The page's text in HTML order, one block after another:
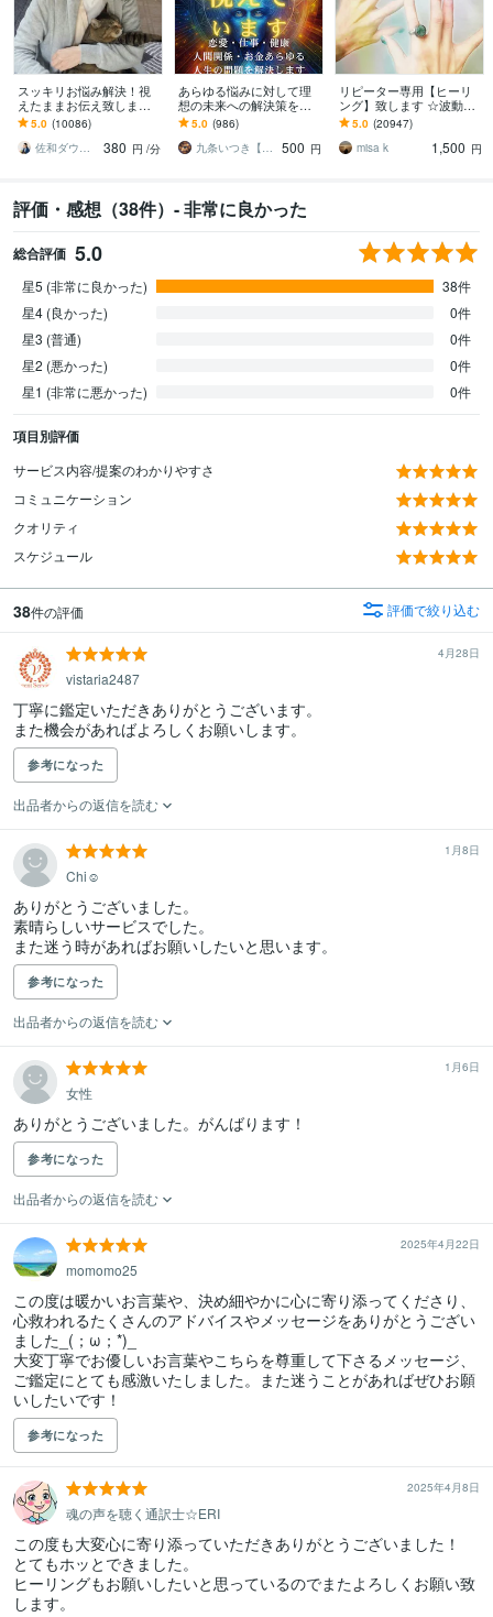
スッキリお悩み解決！視
えたままお伝え致します
恋愛、結婚、人間関係、
仕事、人生、ペットの気
持ち等◎祈願付き
5.0 (10086)
佐和ダウジング＆スピリットメンター
380 円 /分
あらゆる悩みに対して理
想の未来への解決策を授
けます 人生が上手くいか
ないと悩んでいる人に未
来を好転させる魂の導き
5.0 (986)
九条いつき【高次元宇宙霊視師】
500 円
リピーター専用【ヒーリ
ング】致します ☆波動を
上げ、流れを良くします
☆
5.0 (20947)
misa k
1,500 円
評価・感想（38件）- 非常に良かった
総合評価 5.0
星5 (非常に良かった)
38件
星4 (良かった)
0件
星3 (普通)
0件
星2 (悪かった)
0件
星1 (非常に悪かった)
0件
項目別評価
サービス内容/提案のわかりやすさ
コミュニケーション
クオリティ
スケジュール
38件の評価 評価で絞り込む
4月28日
vistaria2487
丁寧に鑑定いただきありがとうございます。
また機会があればよろしくお願いします。
参考になった
出品者からの返信を読む
1月8日
Chi☺︎
ありがとうございました。
素晴らしいサービスでした。
また迷う時があればお願いしたいと思います。
参考になった
出品者からの返信を読む
1月6日
女性
ありがとうございました。がんばります！
参考になった
出品者からの返信を読む
2025年4月22日
momomo25
この度は暖かいお言葉や、決め細やかに心に寄り添ってくださり、
心救われるたくさんのアドバイスやメッセージをありがとうござい
ました_(；ω；*)_
大変丁寧でお優しいお言葉やこちらを尊重して下さるメッセージ、
ご鑑定にとても感激いたしました。また迷うことがあればぜひお願
いしたいです！
参考になった
2025年4月8日
魂の声を聴く通訳士☆ERI
この度も大変心に寄り添っていただきありがとうございました！
とてもホッとできました。
ヒーリングもお願いしたいと思っているのでまたよろしくお願い致
します。